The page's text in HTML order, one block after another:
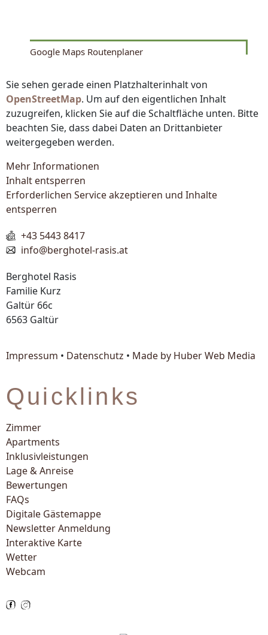
Google Maps Routenplaner
Sie sehen gerade einen Platzhalterinhalt von
OpenStreetMap. Um auf den eigentlichen Inhalt
zuzugreifen, klicken Sie auf die Schaltfläche unten. Bitte
beachten Sie, dass dabei Daten an Drittanbieter
weitergegeben werden.
Mehr Informationen
Inhalt entsperren
Erforderlichen Service akzeptieren und Inhalte
entsperren
+43 5443 8417
info@berghotel-rasis.at
Berghotel Rasis
Familie Kurz
Galtür 66c
6563 Galtür
Impressum • Datenschutz • Made by Huber Web Media
Quicklinks
Zimmer
Apartments
Inklusivleistungen
Lage & Anreise
Bewertungen
FAQs
Digitale Gästemappe
Newsletter Anmeldung
Interaktive Karte
Wetter
Webcam